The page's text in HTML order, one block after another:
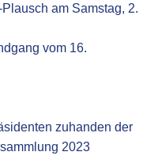
am Samstag, 2.
vom 16.
zuhanden der
2023